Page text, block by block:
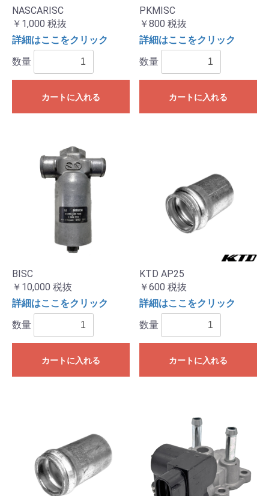
NASCARISC
￥1,000 税抜
詳細はここをクリック
数量
カートに入れる
PKMISC
￥800 税抜
詳細はここをクリック
数量
カートに入れる
BISC
￥10,000 税抜
詳細はここをクリック
数量
カートに入れる
KTD AP25
￥600 税抜
詳細はここをクリック
数量
カートに入れる